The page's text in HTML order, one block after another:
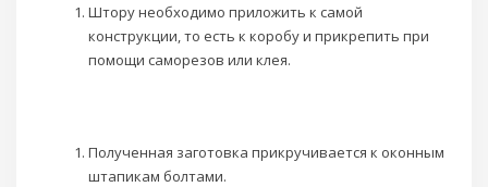
Штору необходимо приложить к самой
конструкции, то есть к коробу и прикрепить при
помощи саморезов или клея.
Полученная заготовка прикручивается к оконным
штапикам болтами.